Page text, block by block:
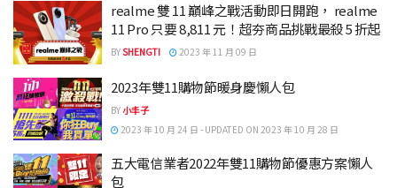
realme 雙 11 巔峰之戰活動即日開跑， realme
11 Pro 只要 8,811 元！超夯商品挑戰最殺 5 折起
BYSHENGTI 2023 年 11 月 09 日
2023年雙11購物節暖身慶懶人包
BY小丰子
2023 年 10 月 24 日 - UPDATED ON 2023 年 10 月 28 日
五大電信業者2022年雙11購物節優惠方案懶人
包